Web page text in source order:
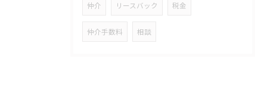
仲介 リースバック 税金
仲介手数料 相談